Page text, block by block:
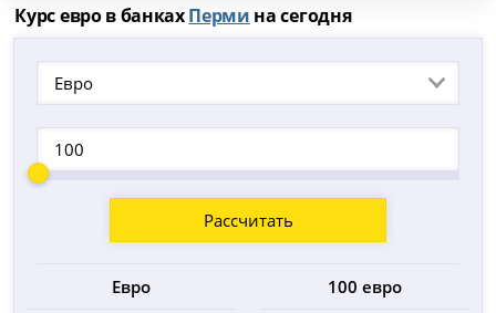
Курс евро в банкахПерми на сегодня
Евро
Рассчитать
Евро 100 евро